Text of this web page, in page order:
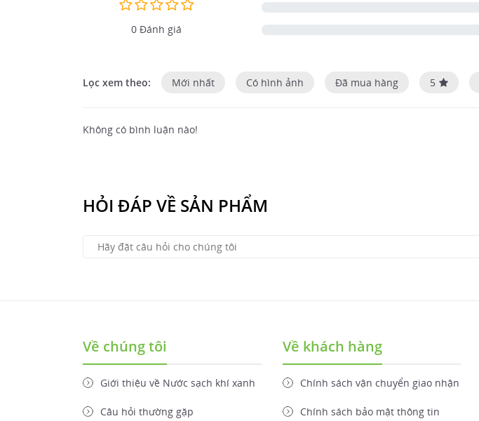
0 Đánh giá
Lọc xem theo: Mới nhất Có hình ảnh Đã mua hàng 5
Không có bình luận nào!
HỎI ĐÁP VỀ SẢN PHẨM
Về chúng tôi
Giới thiệu về Nước sạch khí xanh
Câu hỏi thường gặp
Về khách hàng
Chính sách vận chuyển giao nhận
Chính sách bảo mật thông tin